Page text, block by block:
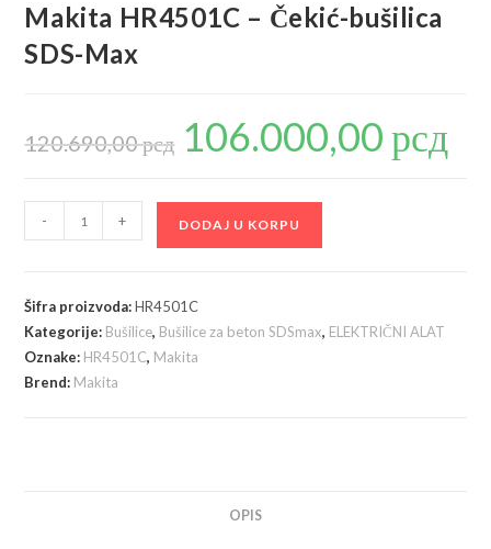
Makita HR4501C – Čekić-bušilica
SDS-Max
120.690,00рсд
Originalna
cena
je
106.000,00рсдje:
HR4501C
Čekić-
bušilica
SDS-
Max
- + DODAJ U KORPU
Šifra proizvoda:HR4501C
Kategorije: Bušilice, Bušilice za beton SDSmax, ELEKTRIČNI ALAT
Oznake: HR4501C, Makita
Brend: Makita
OPIS